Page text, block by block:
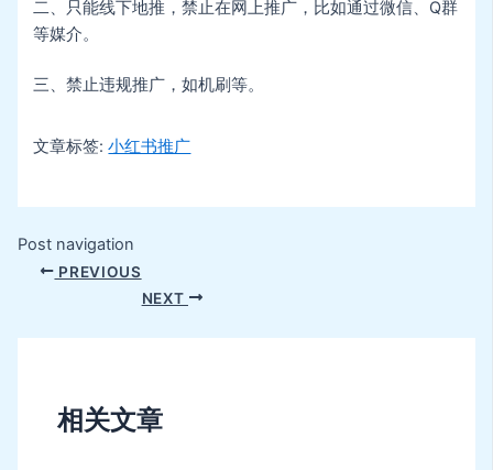
二、只能线下地推，禁止在网上推广，比如通过微信、Q群
等媒介。
三、禁止违规推广，如机刷等。
文章标签:小红书推广
Post navigation
PREVIOUS
NEXT
相关文章